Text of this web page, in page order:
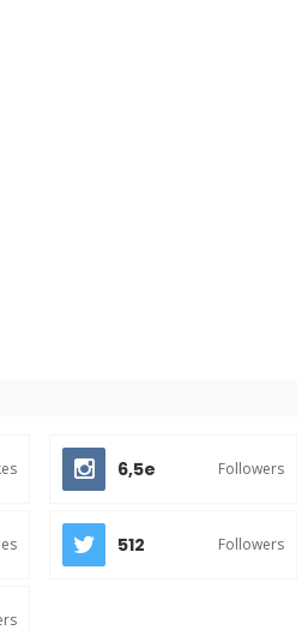
6,5e Followers
512 Followers